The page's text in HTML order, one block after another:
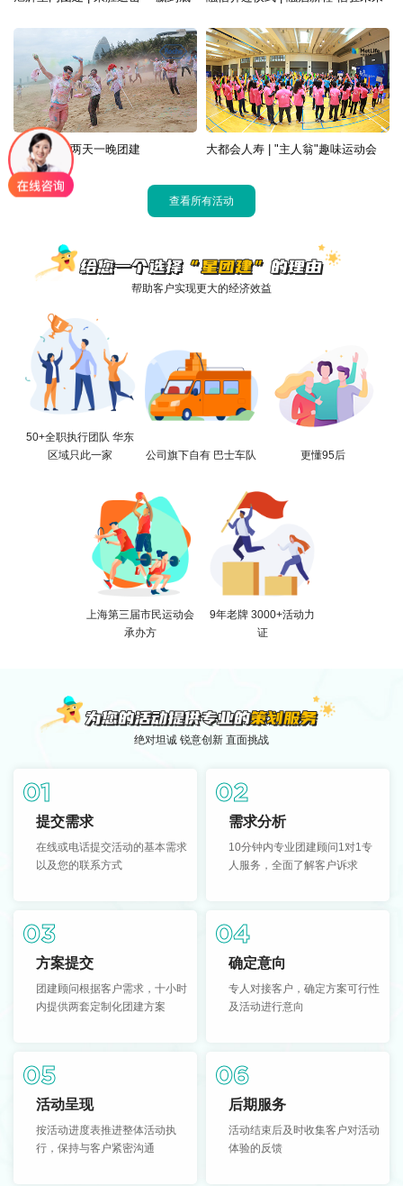
罗氏 | 三亚两天一晚团建 大都会人寿 | "主人翁"趣味运动会
查看所有活动
帮助客户实现更大的经济效益
50+全职执行团队 华东
区域只此一家
公司旗下自有 巴士车队 更懂95后
上海第三届市民运动会
承办方
9年老牌 3000+活动力
证
绝对坦诚 锐意创新 直面挑战
01
提交需求
在线或电话提交活动的基本需求
以及您的联系方式
02
需求分析
10分钟内专业团建顾问1对1专
人服务，全面了解客户诉求
03
方案提交
团建顾问根据客户需求，十小时
内提供两套定制化团建方案
04
确定意向
专人对接客户，确定方案可行性
及活动进行意向
05
活动呈现
按活动进度表推进整体活动执
行，保持与客户紧密沟通
06
后期服务
活动结束后及时收集客户对活动
体验的反馈